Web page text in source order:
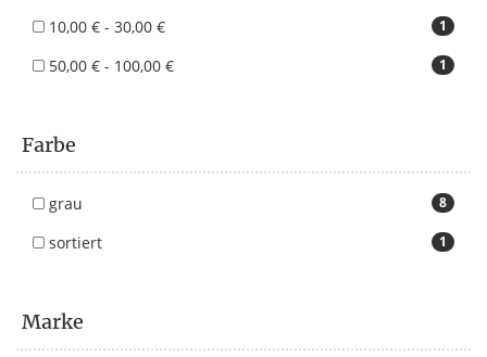
1
10,00 € - 30,00 €
1
50,00 € - 100,00 €
Farbe
8
grau
1
sortiert
Marke